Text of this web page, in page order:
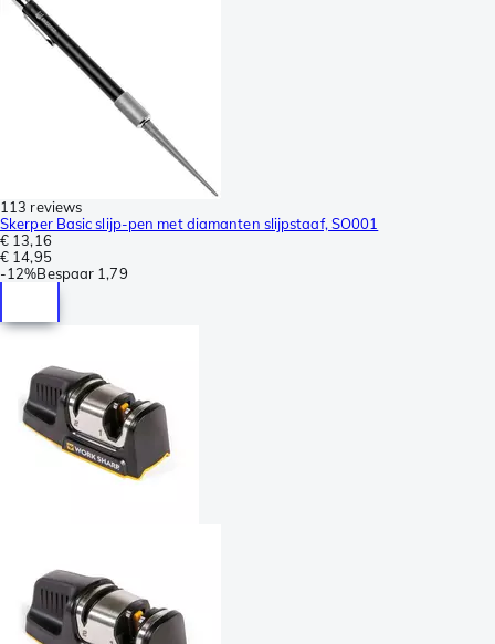
113 reviews
Skerper Basic slijp-pen met diamanten slijpstaaf, SO001
€ 13,16
€ 14,95
-12%Bespaar 1,79